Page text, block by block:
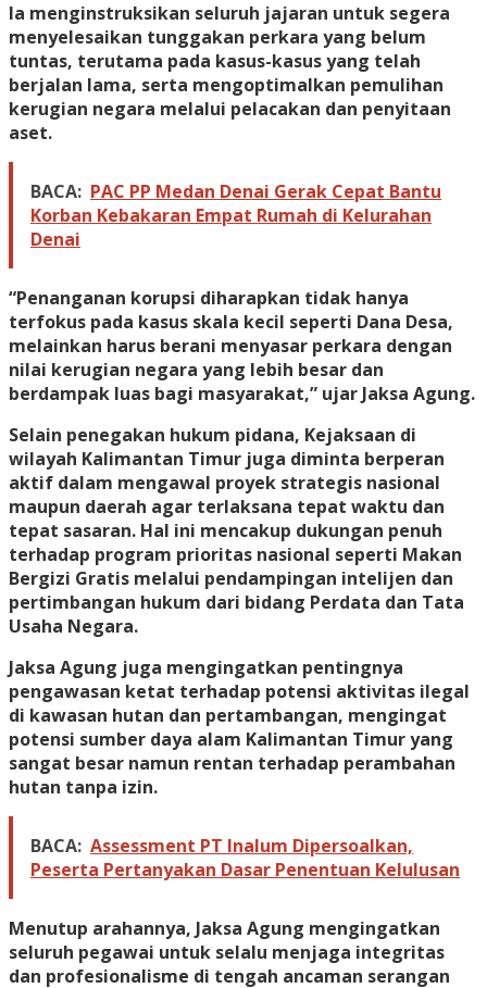
Ia menginstruksikan seluruh jajaran untuk segera
menyelesaikan tunggakan perkara yang belum
tuntas, terutama pada kasus-kasus yang telah
berjalan lama, serta mengoptimalkan pemulihan
kerugian negara melalui pelacakan dan penyitaan
aset.
BACA: PAC PP Medan Denai Gerak Cepat Bantu
Korban Kebakaran Empat Rumah di Kelurahan
Denai
“Penanganan korupsi diharapkan tidak hanya
terfokus pada kasus skala kecil seperti Dana Desa,
melainkan harus berani menyasar perkara dengan
nilai kerugian negara yang lebih besar dan
berdampak luas bagi masyarakat,” ujar Jaksa Agung.
Selain penegakan hukum pidana, Kejaksaan di
wilayah Kalimantan Timur juga diminta berperan
aktif dalam mengawal proyek strategis nasional
maupun daerah agar terlaksana tepat waktu dan
tepat sasaran. Hal ini mencakup dukungan penuh
terhadap program prioritas nasional seperti Makan
Bergizi Gratis melalui pendampingan intelijen dan
pertimbangan hukum dari bidang Perdata dan Tata
Usaha Negara.
Jaksa Agung juga mengingatkan pentingnya
pengawasan ketat terhadap potensi aktivitas ilegal
di kawasan hutan dan pertambangan, mengingat
potensi sumber daya alam Kalimantan Timur yang
sangat besar namun rentan terhadap perambahan
hutan tanpa izin.
BACA: Assessment PT Inalum Dipersoalkan,
Peserta Pertanyakan Dasar Penentuan Kelulusan
Menutup arahannya, Jaksa Agung mengingatkan
seluruh pegawai untuk selalu menjaga integritas
dan profesionalisme di tengah ancaman serangan